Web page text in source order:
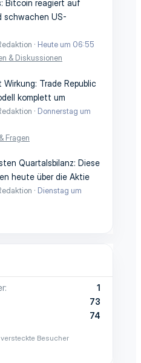
Bitcoin reagiert auf
schwachen US-
Heute um 06:55
& Diskussionen
Wirkung: Trade Republic
komplett um
Donnerstag um
Fragen
Quartalsbilanz: Diese
heute über die Aktie
Dienstag um
1
73
74
Besucher